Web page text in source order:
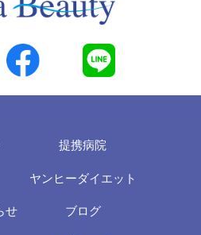
提携病院
ヤンヒーダイエット
せ ブログ